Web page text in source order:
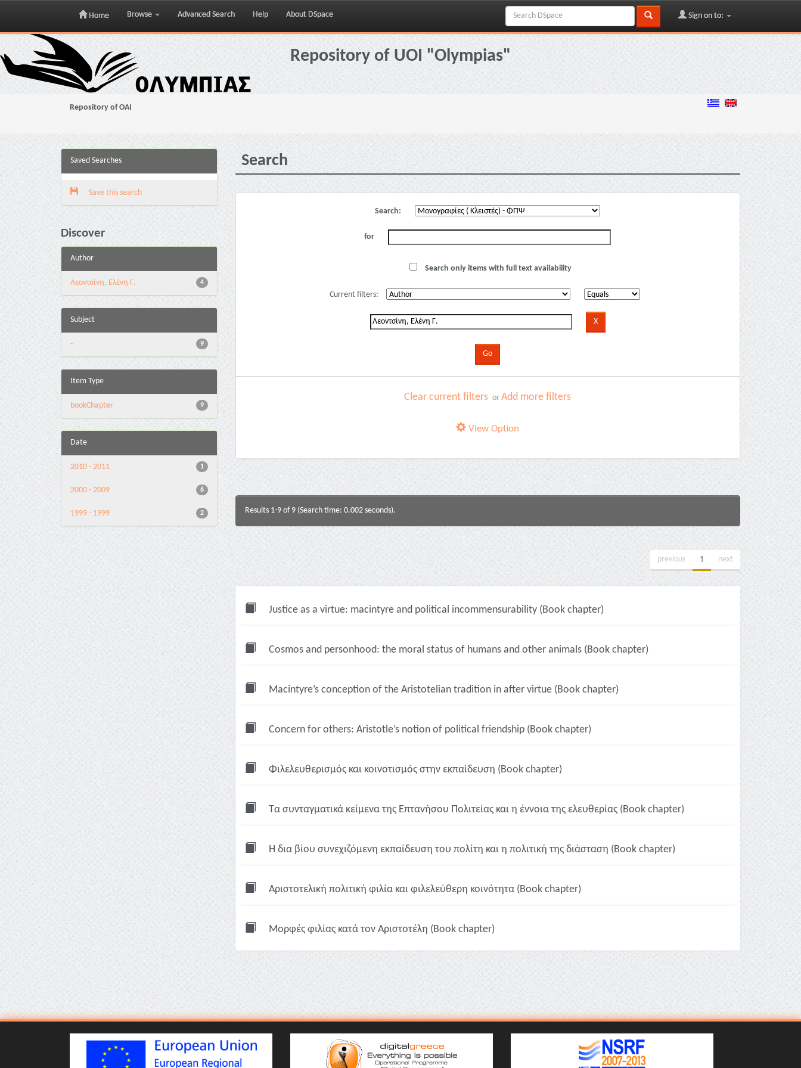
Skip
navigation
Home Browse Advanced Search Help About DSpace Sign on to:
Repository of UOI "Olympias"
Repository of OAI
Saved Searches
Save this search
Discover
Author
4
Λεοντσίνη, Ελένη Γ.
Subject
9
-
Item Type
9
bookChapter
Date
1
2010 - 2011
6
2000 - 2009
2
1999 - 1999
Search
Search:
for
Search only items with full text availability
Current filters:
Clear current filters orAdd more filters
View Option
Results 1-9 of 9 (Search time: 0.002 seconds).
previous 1 next
Justice as a virtue: macintyre and political incommensurability (Book chapter)
Cosmos and personhood: the moral status of humans and other animals (Book chapter)
Macintyre’s conception of the Aristotelian tradition in after virtue (Book chapter)
Concern for others: Aristotle’s notion of political friendship (Book chapter)
Φιλελευθερισμός και κοινοτισμός στην εκπαίδευση (Book chapter)
Τα συνταγματικά κείμενα της Επτανήσου Πολιτείας και η έννοια της ελευθερίας (Book chapter)
Η δια βίου συνεχιζόμενη εκπαίδευση του πολίτη και η πολιτική της διάσταση (Book chapter)
Αριστοτελική πολιτική φιλία και φιλελεύθερη κοινότητα (Book chapter)
Μορφές φιλίας κατά τον Αριστοτέλη (Book chapter)